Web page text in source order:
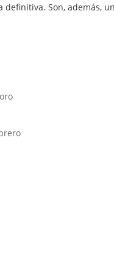
definitiva. Son, además,